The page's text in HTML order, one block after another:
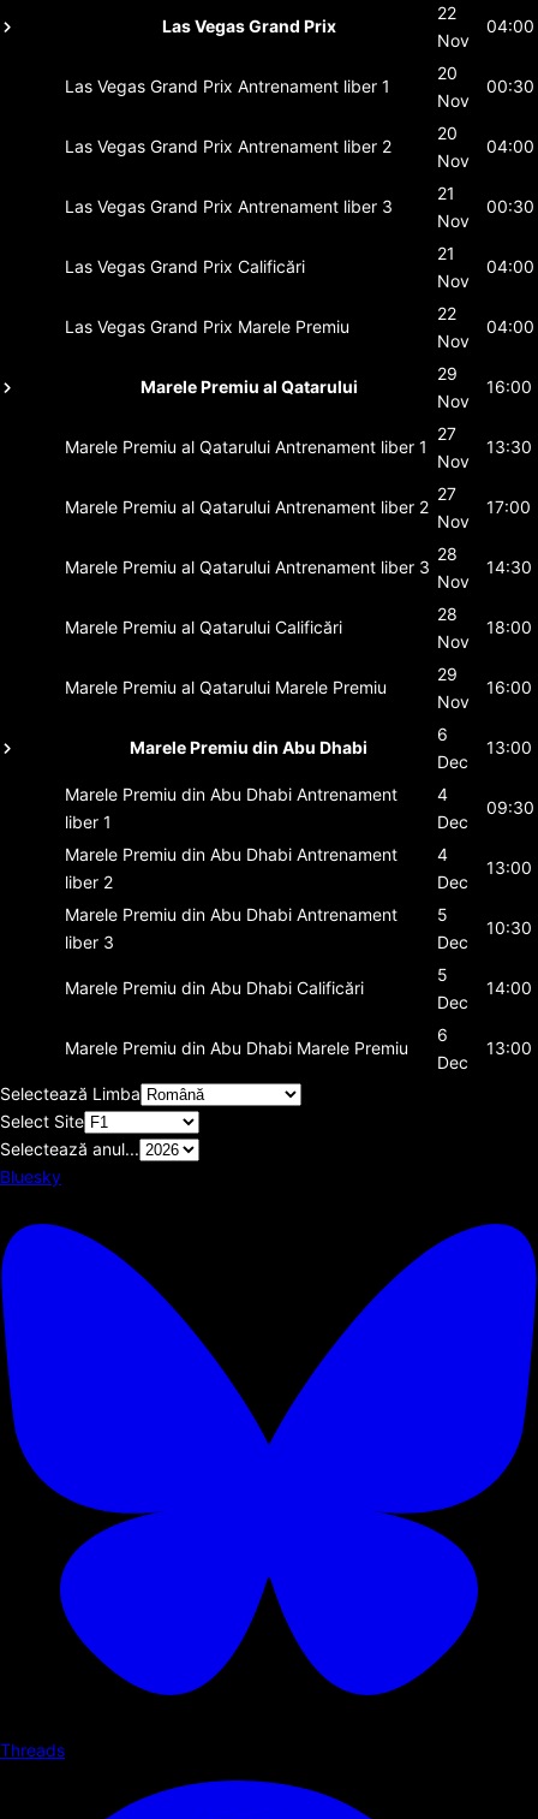
Las Vegas Grand Prix
22
Nov
04:00
Las Vegas Grand Prix Antrenament liber 1
20
Nov
00:30
Las Vegas Grand Prix Antrenament liber 2
20
Nov
04:00
Las Vegas Grand Prix Antrenament liber 3
21
Nov
00:30
Las Vegas Grand Prix Calificări
21
Nov
04:00
Las Vegas Grand Prix Marele Premiu
22
Nov
04:00
Marele Premiu al Qatarului
29
Nov
16:00
Marele Premiu al Qatarului Antrenament liber 1
27
Nov
13:30
Marele Premiu al Qatarului Antrenament liber 2
27
Nov
17:00
Marele Premiu al Qatarului Antrenament liber 3
28
Nov
14:30
Marele Premiu al Qatarului Calificări
28
Nov
18:00
Marele Premiu al Qatarului Marele Premiu
29
Nov
16:00
Marele Premiu din Abu Dhabi
6
Dec
13:00
Marele Premiu din Abu Dhabi Antrenament
liber 1
4
Dec
09:30
Marele Premiu din Abu Dhabi Antrenament
liber 2
4
Dec
13:00
Marele Premiu din Abu Dhabi Antrenament
liber 3
5
Dec
10:30
Marele Premiu din Abu Dhabi Calificări
5
Dec
14:00
Marele Premiu din Abu Dhabi Marele Premiu
6
Dec
13:00
Selectează Limba
Select Site
Selectează anul...
Bluesky
Threads